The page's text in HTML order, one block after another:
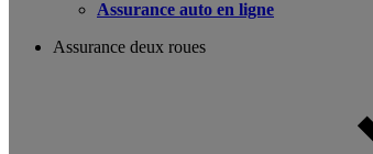
Assurance auto en ligne
Assurance deux roues